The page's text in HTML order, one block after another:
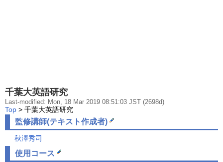
千葉大英語研究
Last-modified: Mon, 18 Mar 2019 08:51:03 JST (2698d)
Top > 千葉大英語研究
監修講師(テキスト作成者)
秋澤秀司
使用コース